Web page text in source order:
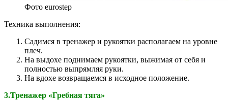
Фото eurostep
Техника выполнения:
Садимся в тренажер и рукоятки располагаем на уровне
плеч.
На выдохе поднимаем рукоятки, выжимая от себя и
полностью выпрямляя руки.
На вдохе возвращаемся в исходное положение.
3.Тренажер «Гребная тяга»